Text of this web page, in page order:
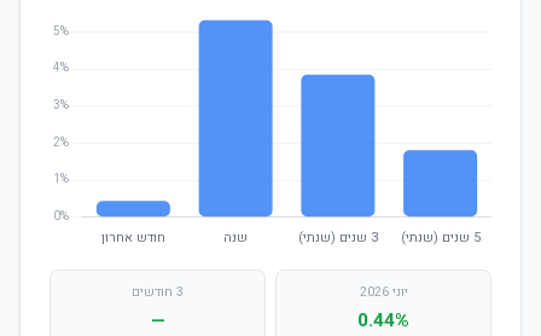
יוני 2026
0.44%
3 חודשים
—